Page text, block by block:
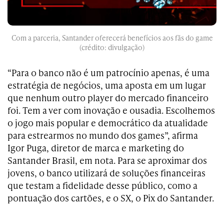
Com a parceria, Santander oferecerá benefícios aos fãs do game
(crédito: divulgação)
“Para o banco não é um patrocínio apenas, é uma
estratégia de negócios, uma aposta em um lugar
que nenhum outro player do mercado financeiro
foi. Tem a ver com inovação e ousadia. Escolhemos
o jogo mais popular e democrático da atualidade
para estrearmos no mundo dos games”, afirma
Igor Puga, diretor de marca e marketing do
Santander Brasil, em nota. Para se aproximar dos
jovens, o banco utilizará de soluções financeiras
que testam a fidelidade desse público, como a
pontuação dos cartões, e o SX, o Pix do Santander.